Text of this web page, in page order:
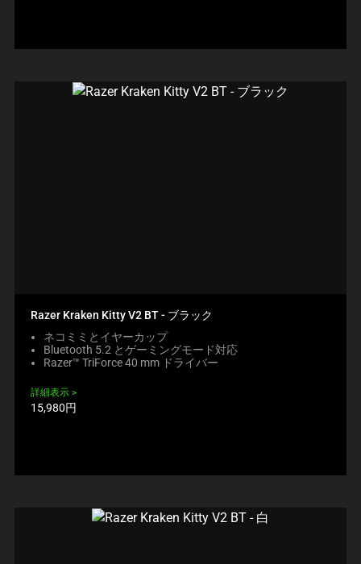
Razer Kraken Kitty V2 BT - ブラック
ネコミミとイヤーカップ
Bluetooth 5.2 とゲーミングモード対応
Razer™ TriForce 40 mm ドライバー
詳細表示
製
15,980円